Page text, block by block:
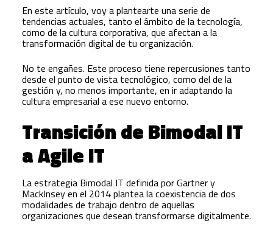
En este artículo, voy a plantearte una serie de
tendencias actuales, tanto el ámbito de la tecnología,
como de la cultura corporativa, que afectan a la
transformación digital de tu organización.
No te engañes. Este proceso tiene repercusiones tanto
desde el punto de vista tecnológico, como del de la
gestión y, no menos importante, en ir adaptando la
cultura empresarial a ese nuevo entorno.
Transición de Bimodal IT
a Agile IT
La estrategia Bimodal IT definida por Gartner y
MackInsey en el 2014 plantea la coexistencia de dos
modalidades de trabajo dentro de aquellas
organizaciones que desean transformarse digitalmente.